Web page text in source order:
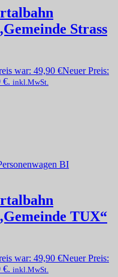
Strass
war: 49,90 €Neuer Preis:
€. inkl.MwSt.
TUX“
war: 49,90 €Neuer Preis:
€. inkl.MwSt.